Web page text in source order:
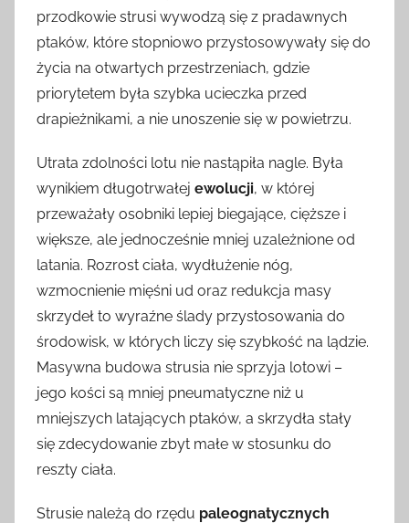
przodkowie strusi wywodzą się z pradawnych
ptaków, które stopniowo przystosowywały się do
życia na otwartych przestrzeniach, gdzie
priorytetem była szybka ucieczka przed
drapieżnikami, a nie unoszenie się w powietrzu.
Utrata zdolności lotu nie nastąpiła nagle. Była
wynikiem długotrwałej ewolucji, w której
przeważały osobniki lepiej biegające, cięższe i
większe, ale jednocześnie mniej uzależnione od
latania. Rozrost ciała, wydłużenie nóg,
wzmocnienie mięśni ud oraz redukcja masy
skrzydeł to wyraźne ślady przystosowania do
środowisk, w których liczy się szybkość na lądzie.
Masywna budowa strusia nie sprzyja lotowi –
jego kości są mniej pneumatyczne niż u
mniejszych latających ptaków, a skrzydła stały
się zdecydowanie zbyt małe w stosunku do
reszty ciała.
Strusie należą do rzędu paleognatycznych